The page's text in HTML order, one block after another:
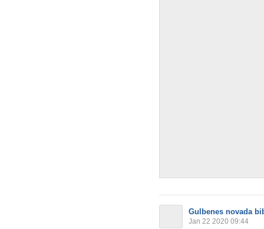
Gulbenes novada
Jan 22 2020 09:44